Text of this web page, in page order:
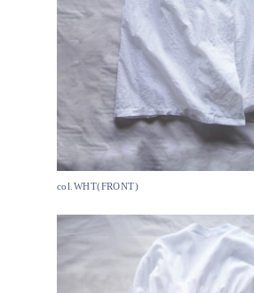
col.WHT(FRONT)